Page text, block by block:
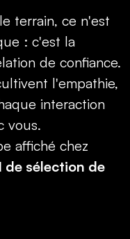
terrain, ce n'est
: c'est la
de confiance.
l'empathie,
interaction
vous.
affiché chez
de sélection de